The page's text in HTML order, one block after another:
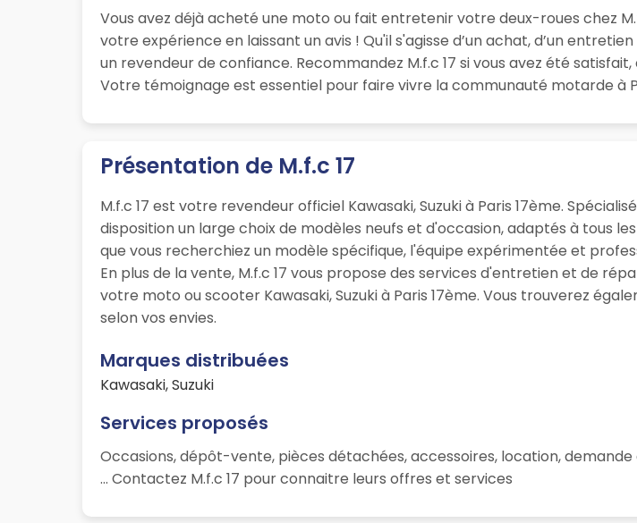
Vous avez déjà acheté une moto ou fait entretenir votre deux-roues chez
votre expérience en laissant un avis ! Qu'il s'agisse d’un achat, d’un
un revendeur de confiance. Recommandez M.f.c 17 si vous avez été
Votre témoignage est essentiel pour faire vivre la communauté motarde à
Présentation de M.f.c 17
M.f.c 17 est votre revendeur officiel Kawasaki, Suzuki à Paris 17ème.
disposition un large choix de modèles neufs et d'occasion, adaptés à tous
que vous recherchiez un modèle spécifique, l'équipe expérimentée et
En plus de la vente, M.f.c 17 vous propose des services d'entretien et de
votre moto ou scooter Kawasaki, Suzuki à Paris 17ème. Vous trouverez
selon vos envies.
Marques distribuées
Kawasaki, Suzuki
Services proposés
Occasions, dépôt-vente, pièces détachées, accessoires, location,
... Contactez M.f.c 17 pour connaitre leurs offres et services